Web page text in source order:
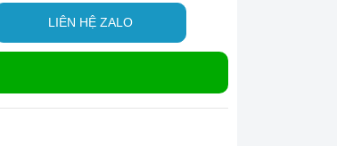
LIÊN HỆ ZALO